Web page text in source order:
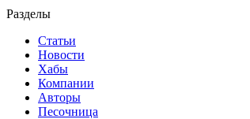
Разделы
Статьи
Новости
Хабы
Компании
Авторы
Песочница